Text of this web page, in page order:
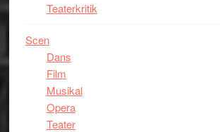
Teaterkritik
Scen
Dans
Film
Musikal
Opera
Teater